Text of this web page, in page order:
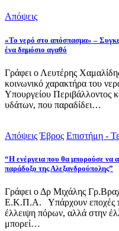
Απόψεις
«Το νερό στο απόσπασμα» –
ένα δημόσιο αγαθό
Γράφει ο Λευτέρης
κοινωνικό χαρακτήρα του
Υπουργείου Περιβάλλοντος
υδάτων, που παραδίδει…
Απόψεις Έβρος Επιστήμη -
“Η ενέργεια που θα μπορούσε να
παράδοξο της Αλεξανδρούπολης”
Γράφει ο Δρ Μιχάλης
Ε.Κ.Π.Α. Υπάρχουν εποχές
έλλειψη πόρων, αλλά στην
μπορεί…